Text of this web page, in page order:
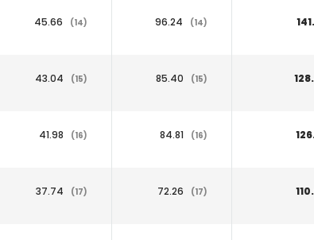
45.66 (14) 96.24 (14)
43.04 (15) 85.40 (15)
41.98 (16) 84.81 (16)
37.74 (17) 72.26 (17)